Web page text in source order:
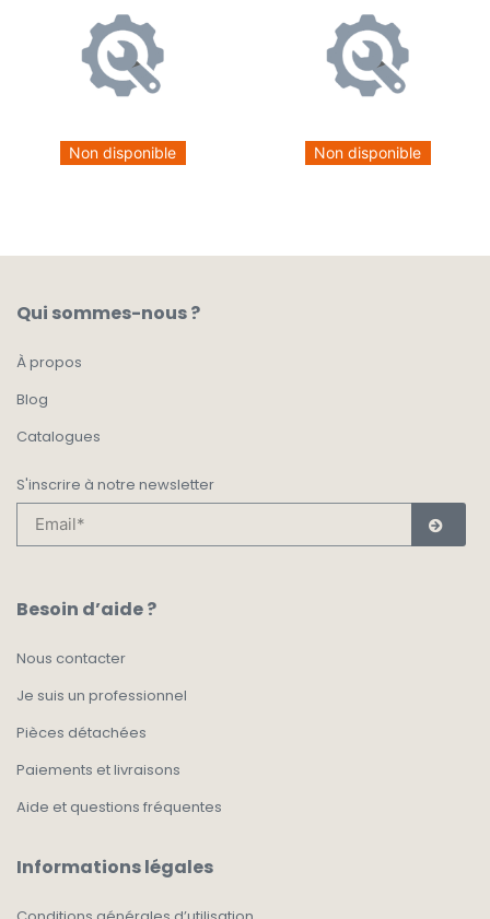
Non disponible Non disponible
Qui sommes-nous ?
À propos
Blog
Catalogues
S'inscrire à notre newsletter
Besoin d’aide ?
Nous contacter
Je suis un professionnel
Pièces détachées
Paiements et livraisons
Aide et questions fréquentes
Informations légales